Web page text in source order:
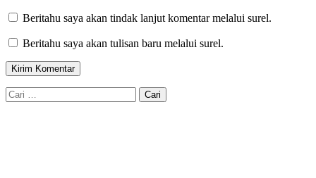
Beritahu saya akan tindak lanjut komentar melalui surel.
Beritahu saya akan tulisan baru melalui surel.
Cari
untuk: